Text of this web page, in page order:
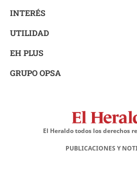
INTERÉS
UTILIDAD
EH PLUS
GRUPO OPSA
El Heraldo todos los derechos
PUBLICACIONES Y